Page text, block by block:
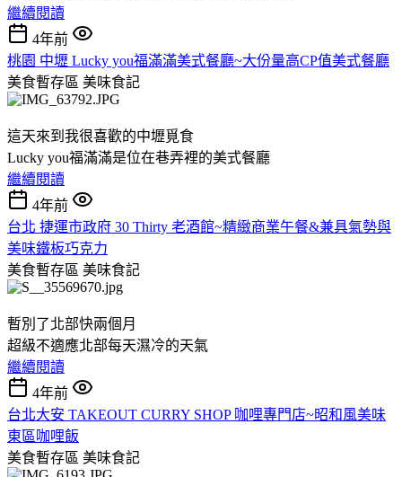
繼續閱讀
4年前
桃園 中壢 Lucky you福滿滿美式餐廳~大份量高CP值美式餐廳
美食暫存區 美味食記
這天來到我很喜歡的中壢覓食
Lucky you福滿滿是位在巷弄裡的美式餐廳
繼續閱讀
4年前
台北 捷運市政府 30 Thirty 老酒館~精緻商業午餐&兼具氣勢與
美味鐵板巧克力
美食暫存區 美味食記
暫別了北部快兩個月
超級不適應北部每天濕冷的天氣
繼續閱讀
4年前
台北大安 TAKEOUT CURRY SHOP 咖哩專門店~昭和風美味
東區咖哩飯
美食暫存區 美味食記